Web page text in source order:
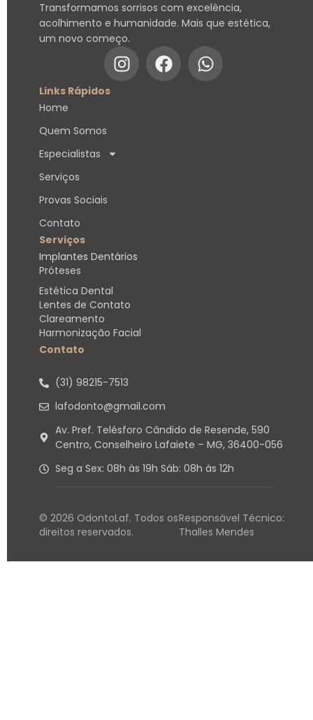
Transformamos sorrisos com excelência,
acolhimento e humanidade. Mais que estética,
um novo começo.
Links Rápidos
Home
Quem Somos
Especialistas
Serviços
Provas Sociais
Contato
Serviços
Implantes Dentários
Próteses
Estética Dental
Lentes de Contato
Clareamento
Harmonização Facial
Contato
(31) 98215-7513​
lafodonto@gmail.com
Av. Pref. Telésforo Cândido de Resende, 590
Centro, Conselheiro Lafaiete – MG, 36400-056
Seg a Sex: 08h às 19h Sáb: 08h às 12h
© 2026 OdontoLaf. Todos os
direitos reservados.
Responsável Técnico:
Thalles Mendes